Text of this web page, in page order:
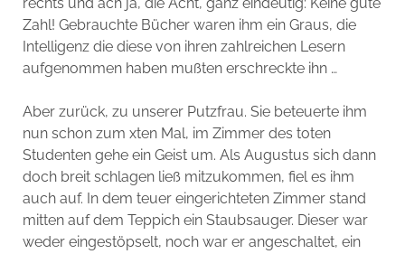
Zahl! Gebrauchte Bücher waren ihm ein Graus, die
Intelligenz die diese von ihren zahlreichen Lesern
aufgenommen haben mußten erschreckte ihn …
Aber zurück, zu unserer Putzfrau. Sie beteuerte ihm
nun schon zum xten Mal, im Zimmer des toten
Studenten gehe ein Geist um. Als Augustus sich dann
doch breit schlagen ließ mitzukommen, fiel es ihm
auch auf. In dem teuer eingerichteten Zimmer stand
mitten auf dem Teppich ein Staubsauger. Dieser war
weder eingestöpselt, noch war er angeschaltet, ein